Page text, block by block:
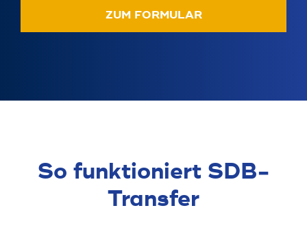
ZUM FORMULAR
So funk­tio­niert SDB­
Transfer